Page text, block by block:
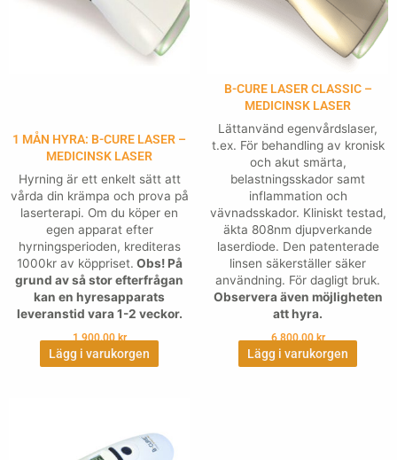
1 MÅN HYRA: B-CURE LASER –
MEDICINSK LASER
Hyrning är ett enkelt sätt att
vårda din krämpa och prova på
laserterapi. Om du köper en
egen apparat efter
hyrningsperioden, krediteras
1000kr av köppriset. Obs! På
grund av så stor efterfrågan
kan en hyresapparats
leveranstid vara 1-2 veckor.
1,900.00kr
Lägg i varukorgen
B-CURE LASER CLASSIC –
MEDICINSK LASER
Lättanvänd egenvårdslaser,
t.ex. För behandling av kronisk
och akut smärta,
belastningsskador samt
inflammation och
vävnadsskador. Kliniskt testad,
äkta 808nm djupverkande
laserdiode. Den patenterade
linsen säkerställer säker
användning. För dagligt bruk.
Observera även möjligheten
att hyra.
6,800.00kr
Lägg i varukorgen